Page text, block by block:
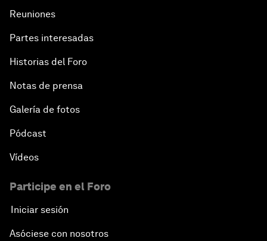
Reuniones
Partes interesadas
Historias del Foro
Notas de prensa
Galería de fotos
Pódcast
Vídeos
Participe en el Foro
Iniciar sesión
Asóciese con nosotros